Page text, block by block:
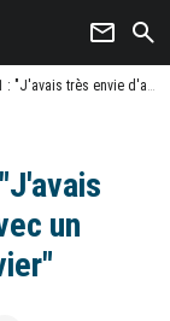
newsletter search
d'arriver avec un nouveau jeu en janvier"
un